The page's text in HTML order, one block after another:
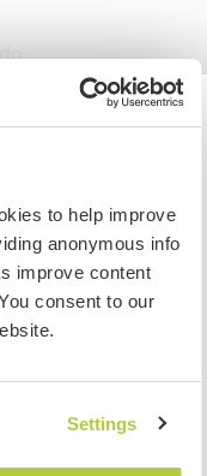
to help improve
anonymous info
improve content
consent to our
Settings
un sitio para
to
planning to visit to
the correct visa.
to contact the
travelling.